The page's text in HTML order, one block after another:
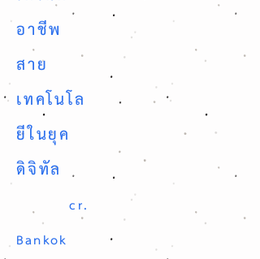
อาชีพ
สาย
เทคโนโล
ยีในยุค
ดิจิทัล
cr.
Bankok